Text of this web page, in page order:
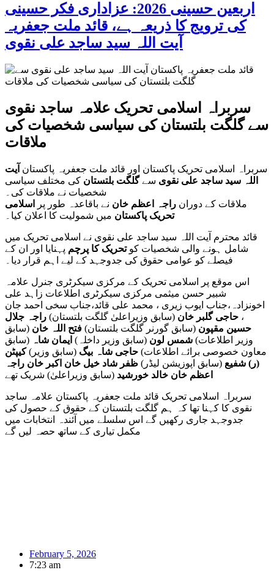
اربعین حسینی 2026: عزاداری فکر حسینی
کی ترویج کا ذریعہ ہے، قائد ملت جعفریہ
آیت اللہ سید ساجد علی نقوی
سربراہ اسلامی تحریک علامہ ساجد نقوی
سے گلگت بلتستان کی سیاسی شخصیات کی
ملاقات
سربراہ اسلامی تحریک پاکستان اور قائد ملت جعفریہ پاکستان آیت
اللہ سید ساجد علی نقوی سےگلگت بلتستان کی مختلف سیاسی
شخصیات نے ملاقات کی۔
ملاقات کے دوران راجہ اعظم خان نے باقاعدہ طور پر
اسلامی
تحریک پاکستان میں شمولیت کا اعلان کیا۔
قائد محترم آیت اللہ سید ساجد علی نقوی نے اسلامی تحریک میں
شامل ہونے والی شخصیات کوتحریک کا پرچم پہنایا اور ان کے
فیصلے کو عوامی حقوق کی جدوجہد کے لیے اہم قرار دیا۔
اس موقع پر اسلامی تحریک کے مرکزی سیکرٹری جنرل علامہ
شبیر حسن میثمی مرکزی سیکرٹری اطلاعات زاہد علی
اخونزادہ،جناب ایوب زیری ، محمد علی قائد،جناب سخی احمد جان
، حاجی گلبر خان (سابق وزیراعلیٰ گلگت بلتستان) راجہ جلال
حسین مقپون (سابق گورنر گلگت بلتستان) فتح اللہ خان (سابق
وزیر اطلاعات) شمس لون (سابق وزیر داخلہ) ایمان شاہ (سابق
معاون خصوصی برائے اطلاعات) حاجی شاہ بیگ (سابق وزیر)کیپٹن
(ر) شفیع (سابق اپوزیشن لیڈر) ظفر شاد خیل خان اکبر خان راجہ
اعظم خان خالد خورشید (سابق وزیراعلیٰ) شریک تھے
سربراہ اسلامی تحریک قائد ملت جعفریہ پاکستان علامہ ساجد
نقوی کا کہنا تھا کہ ہم گلگت بلتستان کے حقوق کے حصول کی
جدوجہد جاری رکھیں گے اس سلسلے میں آئندہ انتخابات میں
مکمل تیاری کے ساتھ حصہ لیں گے
February 5, 2026
7:23 am